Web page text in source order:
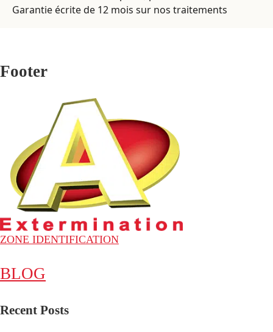
Garantie écrite de 12 mois sur nos traitements
Footer
ZONE IDENTIFICATION
BLOG
Recent Posts